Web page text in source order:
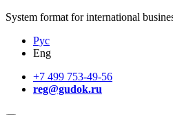
System format for international
Рус
Eng
+7 499 753-49-56
reg@gudok.ru